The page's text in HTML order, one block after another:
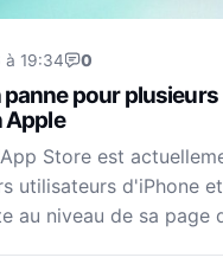
à 19:34 0
panne pour plusieurs
Apple
Store est
utilisateurs d'iPhone
au niveau de sa page